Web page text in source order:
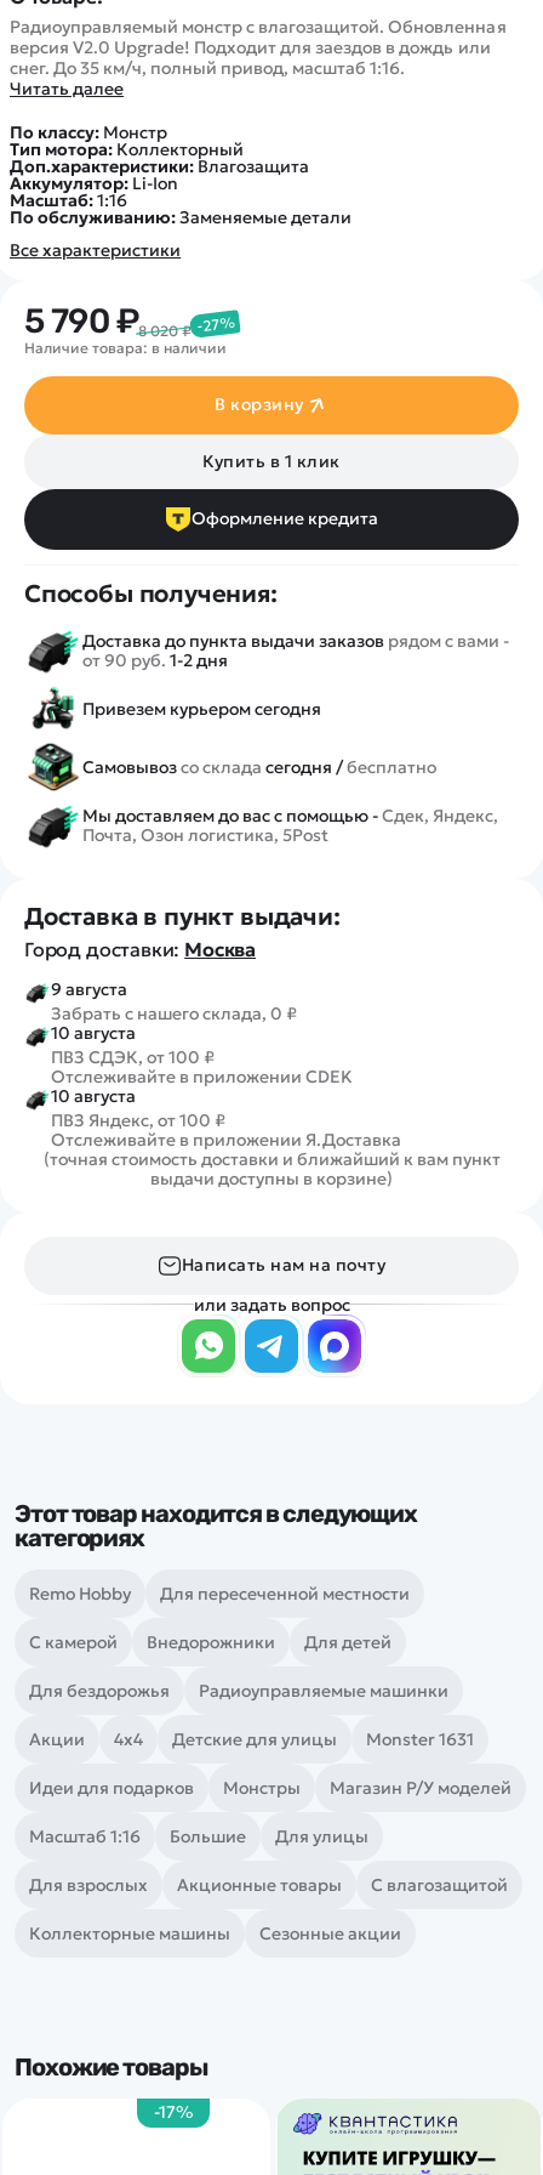
Радиоуправляемый монстр с влагозащитой. Обновленная
версия V2.0 Upgrade! Подходит для заездов в дождь или
снег. До 35 км/ч, полный привод, масштаб 1:16.
Читать далее
По классу: Монстр
Тип мотора: Коллекторный
Доп.характеристики: Влагозащита
Аккумулятор: Li-Ion
Масштаб:1:16
По обслуживанию:Заменяемые детали
Все характеристики
5 790 ₽8 020 ₽ -27%
Наличие товара: в наличии
В корзину
Купить в 1 клик
Оформление кредита
Способы получения:
Доставка до пункта выдачи заказов рядом с вами -
от 90 руб. 1-2 дня
Привезем курьером сегодня
Самовывозсо склада сегодня /бесплатно
Мы доставляем до вас с помощью -Сдек, Яндекс,
Почта, Озон логистика, 5Post
Доставка в пункт выдачи:
Город доставки: Москва
9 августа
Забрать с нашего склада, 0 ₽
10 августа
ПВЗ СДЭК, от 100 ₽
Отслеживайте в приложении CDEK
10 августа
ПВЗ Яндекс, от 100 ₽
Отслеживайте в приложении Я.Доставка
(точная стоимость доставки и ближайший к вам пункт
выдачи доступны в корзине)
Написать нам на почту
или задать вопрос
Этот товар находится в следующих
категориях
Remo Hobby Для пересеченной местности
С камерой Внедорожники Для детей
Для бездорожья Радиоуправляемые машинки
Акции 4х4 Детские для улицы Monster 1631
Идеи для подарков Монстры Магазин Р/У моделей
Масштаб 1:16 Большие Для улицы
Для взрослых Акционные товары С влагозащитой
Коллекторные машины Сезонные акции
Похожие товары
-17%